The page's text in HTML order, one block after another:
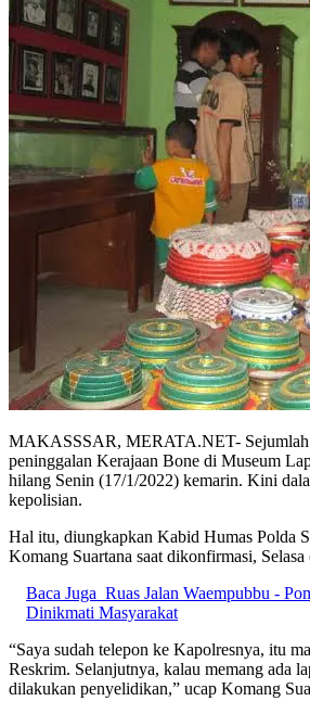
MAKASSSAR, MERATA.NET- Sejumlah
peninggalan Kerajaan Bone di Museum
hilang Senin (17/1/2022) kemarin. Kini
kepolisian.
Hal itu, diungkapkan Kabid Humas Polda
Komang Suartana saat dikonfirmasi,
Baca Juga Ruas Jalan Waempubbu -
Dinikmati Masyarakat
“Saya sudah telepon ke Kapolresnya, itu
Reskrim. Selanjutnya, kalau memang ada
dilakukan penyelidikan,” ucap Komang